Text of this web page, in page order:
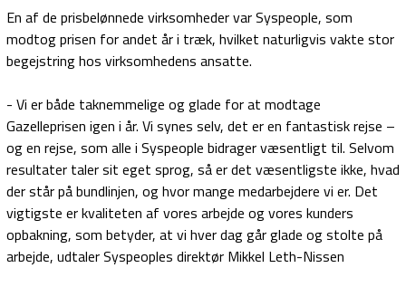
En af de prisbelønnede virksomheder var Syspeople, som
modtog prisen for andet år i træk, hvilket naturligvis vakte stor
begejstring hos virksomhedens ansatte.
- Vi er både taknemmelige og glade for at modtage
Gazelleprisen igen i år. Vi synes selv, det er en fantastisk rejse –
og en rejse, som alle i Syspeople bidrager væsentligt til. Selvom
resultater taler sit eget sprog, så er det væsentligste ikke, hvad
der står på bundlinjen, og hvor mange medarbejdere vi er. Det
vigtigste er kvaliteten af vores arbejde og vores kunders
opbakning, som betyder, at vi hver dag går glade og stolte på
arbejde, udtaler Syspeoples direktør Mikkel Leth-Nissen